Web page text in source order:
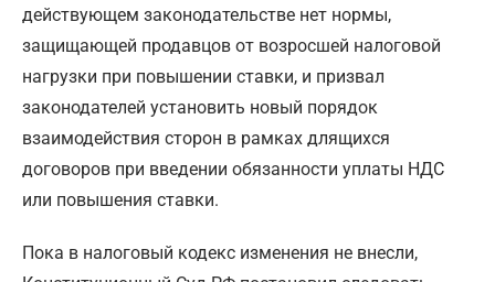
действующем законодательстве нет нормы,
защищающей продавцов от возросшей налоговой
нагрузки при повышении ставки, и призвал
законодателей установить новый порядок
взаимодействия сторон в рамках длящихся
договоров при введении обязанности уплаты НДС
или повышения ставки.
Пока в налоговый кодекс изменения не внесли,